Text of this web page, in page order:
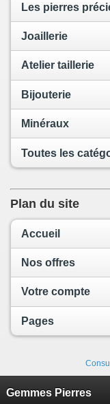
Les pierres
Joaillerie
Atelier taillerie
Bijouterie
Minéraux
Toutes les
Plan du site
Accueil
Nos offres
Votre compte
Pages
Gemmes Pierres